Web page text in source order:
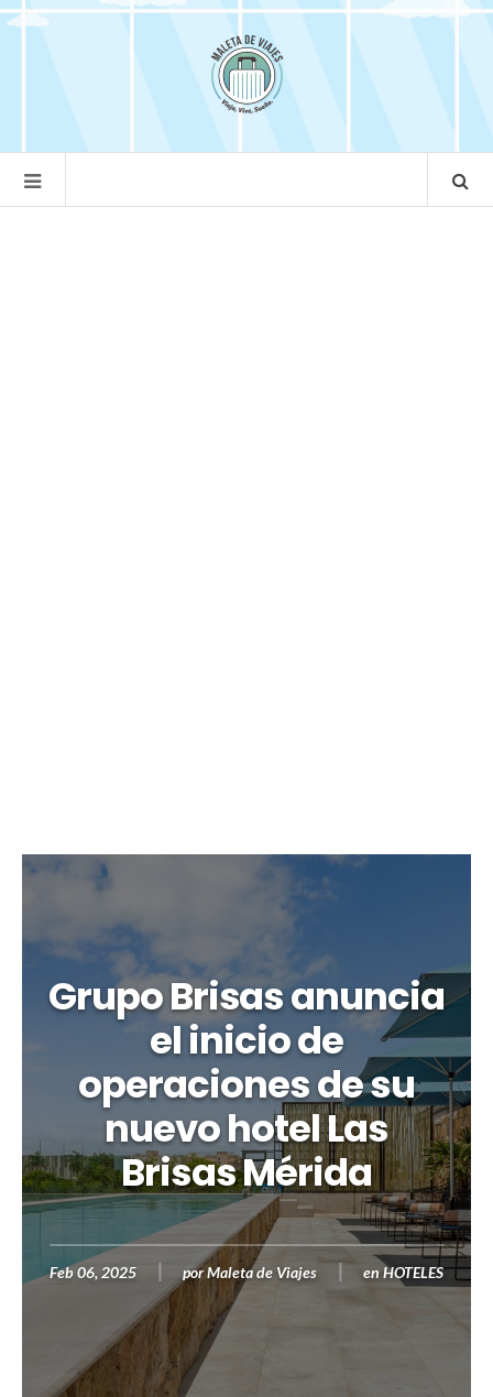
Grupo Brisas anuncia
el inicio de
operaciones de su
nuevo hotel Las
Brisas Mérida
Feb 06, 2025 porMaleta de Viajes en HOTELES